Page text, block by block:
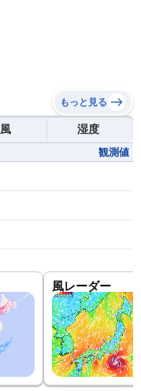
もっと見る
風 湿度
観測値
風レーダー